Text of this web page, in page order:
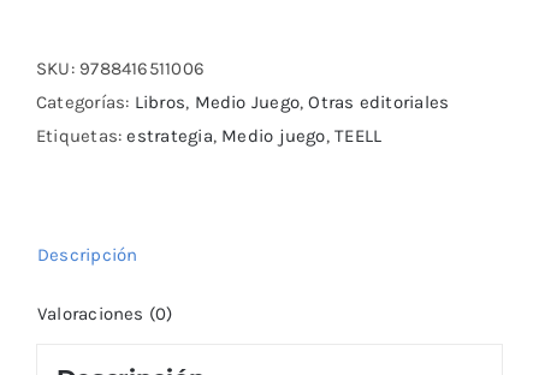
DE
JOHN
NUNN
SKU: 9788416511006
Categorías: Libros, Medio Juego,Otras editoriales
Etiquetas:estrategia, Medio juego,TEELL
Descripción
Valoraciones (0)